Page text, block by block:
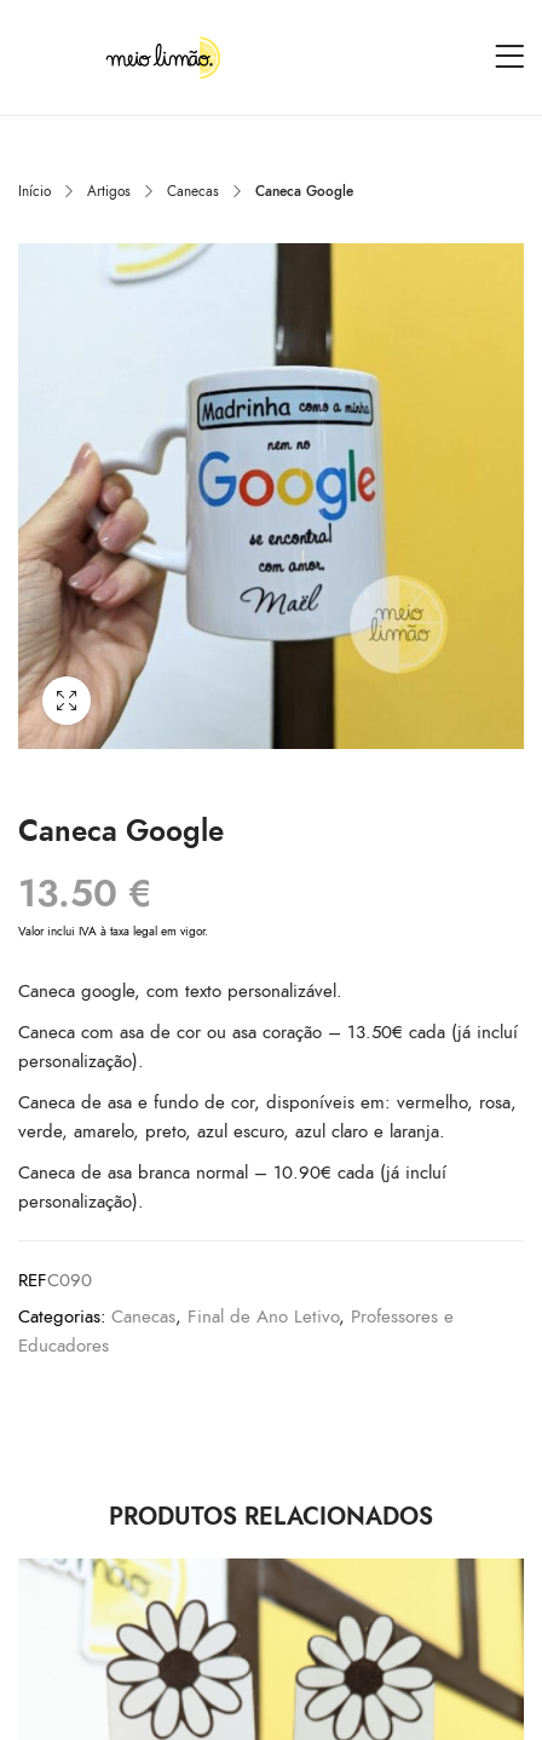
Início Artigos Canecas Caneca Google
Caneca Google
13.50 €
Valor inclui IVA à taxa legal em vigor.
Caneca google, com texto personalizável.
Caneca com asa de cor ou asa coração – 13.50€ cada (já incluí
personalização).
Caneca de asa e fundo de cor, disponíveis em: vermelho, rosa,
verde, amarelo, preto, azul escuro, azul claro e laranja.
Caneca de asa branca normal – 10.90€ cada (já incluí
personalização).
REFC090
Categorias: Canecas, Final de Ano Letivo, Professores e
Educadores
PRODUTOS RELACIONADOS